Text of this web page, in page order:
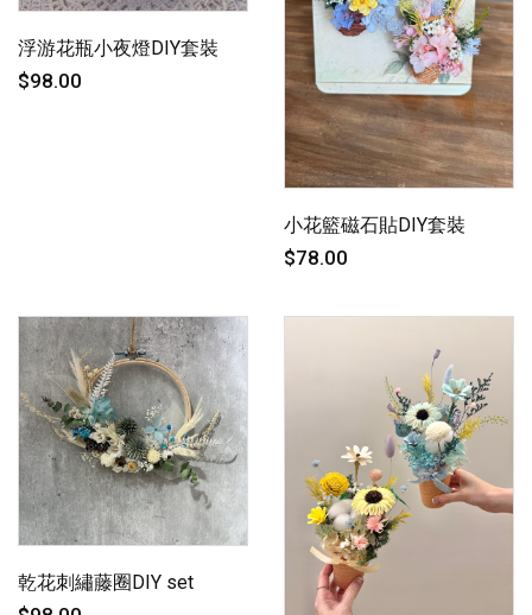
浮游花瓶小夜燈DIY套裝
$98.00
小花籃磁石貼DIY套裝
$78.00
乾花刺繡藤圈DIY set